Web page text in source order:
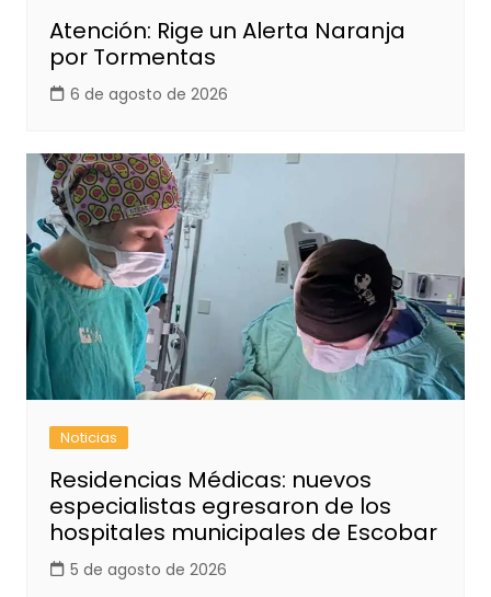
Atención: Rige un Alerta Naranja
por Tormentas
6 de agosto de 2026
Noticias
Residencias Médicas: nuevos
especialistas egresaron de los
hospitales municipales de Escobar
5 de agosto de 2026